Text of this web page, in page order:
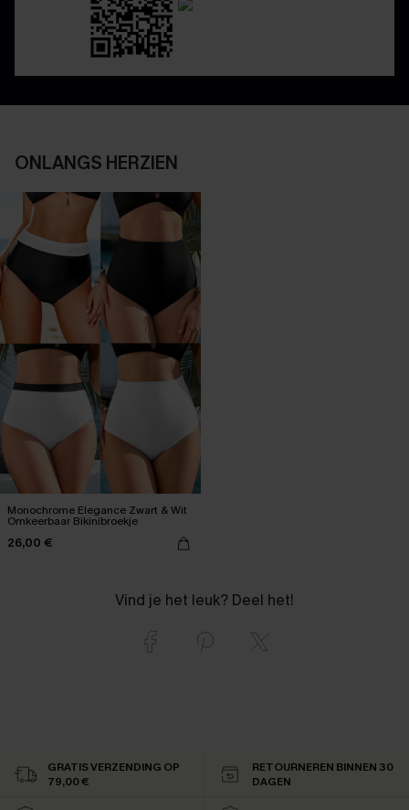
ONLANGS HERZIEN
Monochrome Elegance Zwart & Wit
Omkeerbaar Bikinibroekje
26,00 €
Vind je het leuk? Deel het!
GRATIS VERZENDING OP
79,00 €
RETOURNEREN BINNEN 30
DAGEN